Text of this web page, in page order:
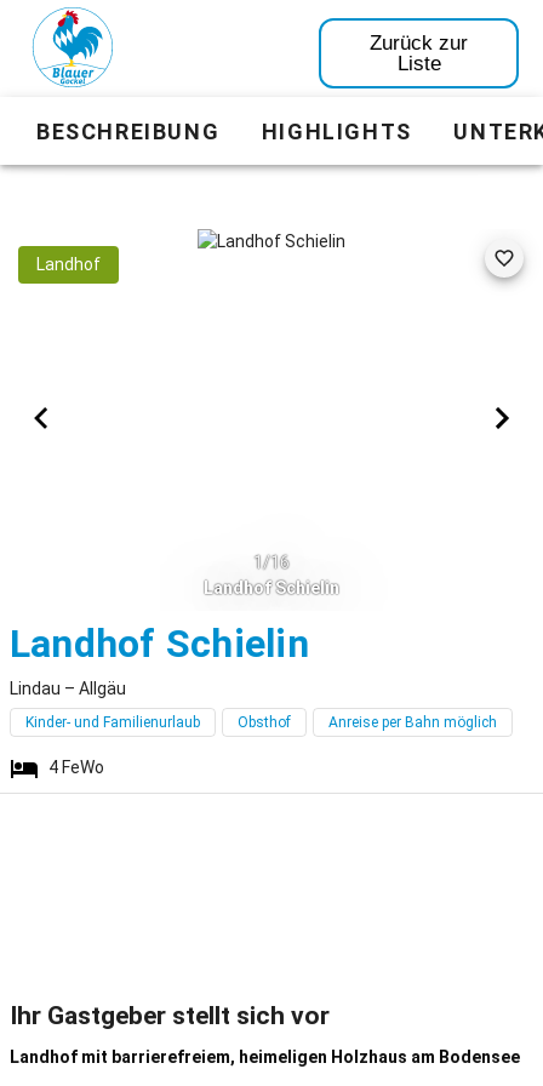
Zurück zur
Liste
BESCHREIBUNG HIGHLIGHTS
Landhof
1/16
Landhof Schielin
Landhof SchielinLindau
Lindau – Allgäu
Kinder- und Familienurlaub Obsthof Anreise per Bahn möglich
4 FeWo
Ihr Gastgeber stellt sich vor
Landhof mit barrierefreiem, heimeligen Holzhaus am Bodensee